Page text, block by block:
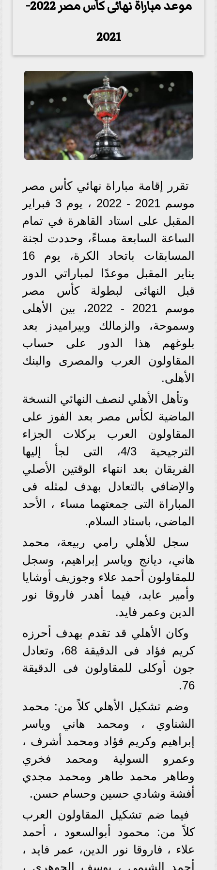
موعد مباراة نهائى كأس مصر 2022-
2021
تقرر إقامة مباراة نهائي كأس مصر
موسم 2021 - 2022 ، يوم 3 فبراير
المقبل على استاد القاهرة في تمام
الساعة السابعة مساءً، وحددت لجنة
المسابقات باتحاد الكرة، يوم 16
يناير المقبل موعدًا لمباراتي الدور
قبل النهائى لبطولة كأس مصر
موسم 2021 - 2022، بين الأهلى
وسموحة، والزمالك وبيراميدز بعد
بلوغهم هذا الدور على حساب
المقاولون العرب والمصرى والبنك
الأهلى.
وتأهل الأهلي لنصف النهائي النسخة
الماضية لكأس مصر بعد الفوز على
المقاولون العرب بركلات الجزاء
الترجيحية 4/3، التى لجأ إليها
الفريقان بعد انتهاء الوقتين الأصلي
والإضافي بالتعادل بهدف لمثله فى
المباراة التى جمعتهما مساء ، الأحد
الماضى، باستاد السلام.
سجل للأهلي رامي ربيعة، محمد
هاني، ديانج وياسر إبراهيم، وسجل
للمقاولون أحمد علاء وجوزيف أوشايا
وأمير عابد، فيما أهدر فاروقا نور
الدين وعمر فايد.
وكان الأهلي قد تقدم بهدف أحرزه
كريم فؤاد فى الدقيقة 68، وتعادل
جون أوكلى للمقاولون فى الدقيقة
76.
وضم تشكيل الأهلي كلاً من: محمد
الشناوي ، ومحمد هاني وياسر
إبراهيم وكريم فؤاد ومحمد أشرف ،
وعمرو السولية ومحمد فخري
وطاهر محمد طاهر ومحمد مجدي
أفشة وشادي حسين وحسام حسن.
فيما ضم تشكيل المقاولون العرب
كلاً من: محمود أبوالسعود ، أحمد
علاء ، فاروقا نور الدين، عمر فايد ،
أحمد الشيمي ، يوسف الجوهري ،